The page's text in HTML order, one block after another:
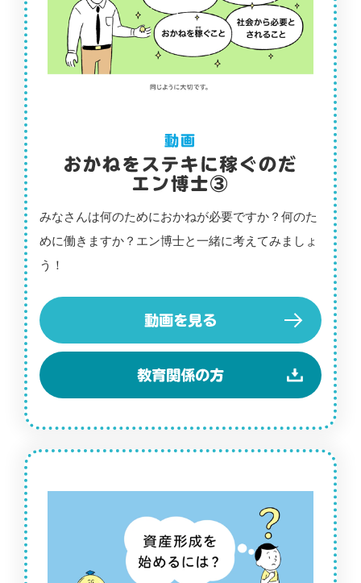
みなさんは何のためにおかねが必要ですか？何のた
めに働きますか？エン博士と一緒に考えてみましょ
う！